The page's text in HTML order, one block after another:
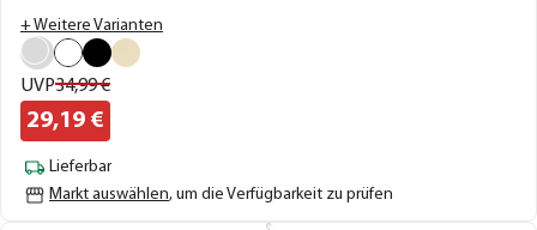
+ Weitere Varianten
UVP34,99€
29,19 €
Lieferbar
Markt auswählen, um die Verfügbarkeit zu prüfen